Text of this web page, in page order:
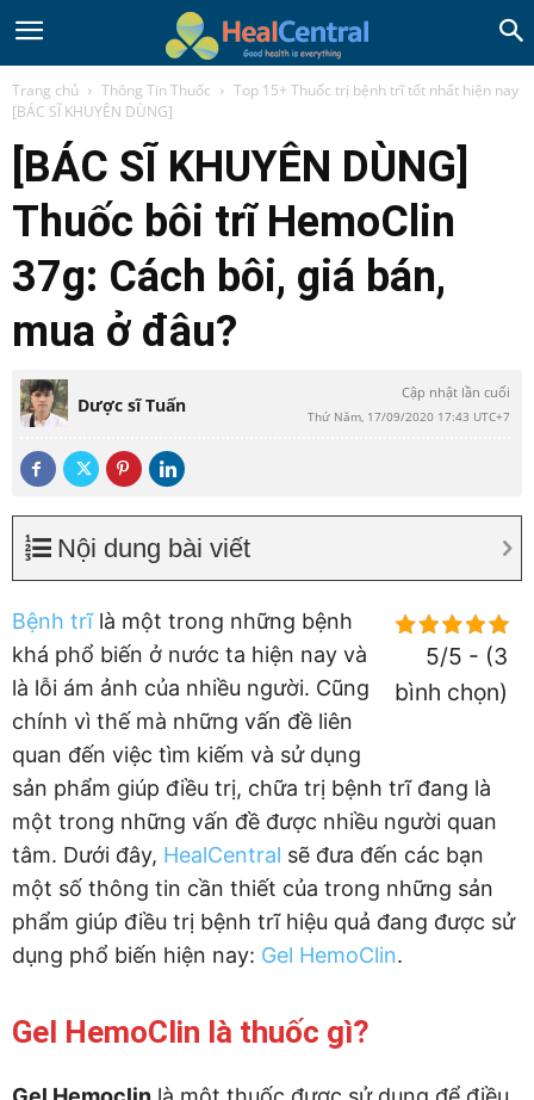
Trang chủ Thông Tin Thuốc
Top 15+ Thuốc trị bệnh trĩ tốt nhất hiện nay
[BÁC SĨ KHUYÊN DÙNG]
[BÁC SĨ KHUYÊN DÙNG]
Thuốc bôi trĩ HemoClin
37g: Cách bôi, giá bán,
mua ở đâu?
Dược sĩ Tuấn
Cập nhật lần cuối
Thứ Năm, 17/09/2020 17:43 UTC+7
Nội dung bài viết
5/5 - (3
bình chọn)
Bệnh trĩlà một trong những bệnh
khá phổ biến ở nước ta hiện nay và
là lỗi ám ảnh của nhiều người. Cũng
chính vì thế mà những vấn đề liên
quan đến việc tìm kiếm và sử dụng
sản phẩm giúp điều trị, chữa trị bệnh trĩ đang là
một trong những vấn đề được nhiều người quan
tâm. Dưới đây, HealCentral sẽ đưa đến các bạn
một số thông tin cần thiết của trong những sản
phẩm giúp điều trị bệnh trĩ hiệu quả đang được sử
dụng phổ biến hiện nay: Gel HemoClin.
Gel HemoClin là thuốc gì?